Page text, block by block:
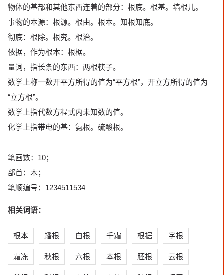
物体的基部和其他东西连着的部分：根底。根基。墙根儿。
事物的本源：根源。根由。根本。知根知底。
彻底：根除。根究。根治。
依据，作为根本：根椐。
量词，指长条的东西：两根筷子。
数学上称一数开平方所得的值为“平方根”，开立方所得的值为
“立方根”。
数学上指代数方程式内未知数的值。
化学上指带电的基：氨根。硫酸根。
笔画数：10；
部首：木；
笔顺编号：1234511534
相关词语：
根本 蟠根 白根 千霜 根据 字根
霜冻 秋根 六根 本根 胚根 云根